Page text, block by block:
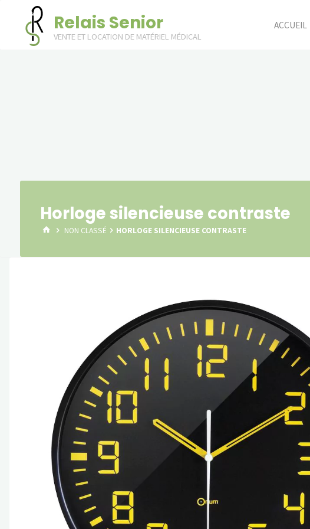
content
Relais Senior
VENTE ET LOCATION DE MATÉRIEL MÉDICAL
ACCUEIL
Horloge silencieuse contraste
HOMENON CLASSÉ HORLOGE SILENCIEUSE CONTRASTE